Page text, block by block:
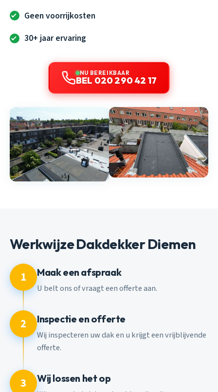
Geen voorrijkosten
30+ jaar ervaring
NU BEREIKBAAR
BEL 020 290 42 17
Werkwijze Dakdekker Diemen
1 Maak een afspraak
U belt ons of vraagt een offerte aan.
2 Inspectie en offerte
Wij inspecteren uw dak en u krijgt een vrijblijvende
offerte.
3 Wij lossen het op